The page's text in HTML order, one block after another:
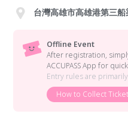
台灣高雄市高雄港第三
Offline Event
After registration,
ACCUPASS App for
Entry rules are
How to Collect